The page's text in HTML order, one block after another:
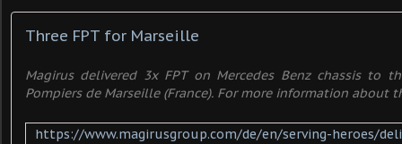
Three FPT for Marseille
Magirus delivered 3x FPT on Mercedes Benz chassis to
Pompiers de Marseille (France). For more information about